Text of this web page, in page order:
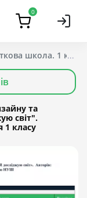
0
школа. 1 клас
та
світ".
1 класу